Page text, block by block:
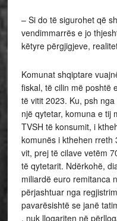
– Si do të sigurohet që
vendimmarrës e jo
këtyre përgjigjeve,
Komunat shqiptare
fiskal, të cilin më poshtë
të vitit 2023. Ku, psh
një qytetar, komuna e tij
TVSH të konsumit, i
komunës i kthehen
vit, prej të cilave vetëm
të qytetarit. Ndërkohë,
miliardë euro remitanca
përjashtuar nga
pavarësishtë se janë
, nuk llogariten në